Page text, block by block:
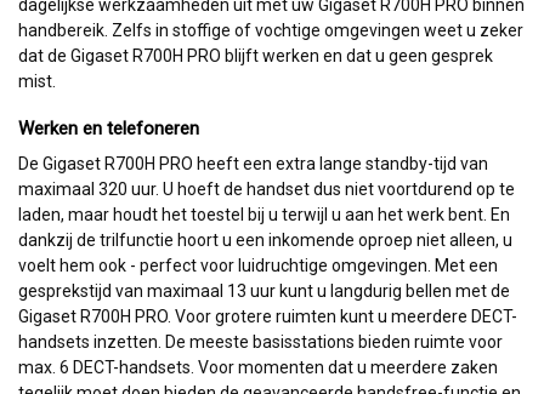
dagelijkse werkzaamheden uit met uw Gigaset R700H PRO binnen
handbereik. Zelfs in stoffige of vochtige omgevingen weet u zeker
dat de Gigaset R700H PRO blijft werken en dat u geen gesprek
mist.
Werken en telefoneren
De Gigaset R700H PRO heeft een extra lange standby-tijd van
maximaal 320 uur. U hoeft de handset dus niet voortdurend op te
laden, maar houdt het toestel bij u terwijl u aan het werk bent. En
dankzij de trilfunctie hoort u een inkomende oproep niet alleen, u
voelt hem ook - perfect voor luidruchtige omgevingen. Met een
gesprekstijd van maximaal 13 uur kunt u langdurig bellen met de
Gigaset R700H PRO. Voor grotere ruimten kunt u meerdere DECT-
handsets inzetten. De meeste basisstations bieden ruimte voor
max. 6 DECT-handsets. Voor momenten dat u meerdere zaken